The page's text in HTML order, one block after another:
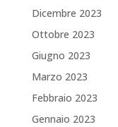
Dicembre 2023
Ottobre 2023
Giugno 2023
Marzo 2023
Febbraio 2023
Gennaio 2023